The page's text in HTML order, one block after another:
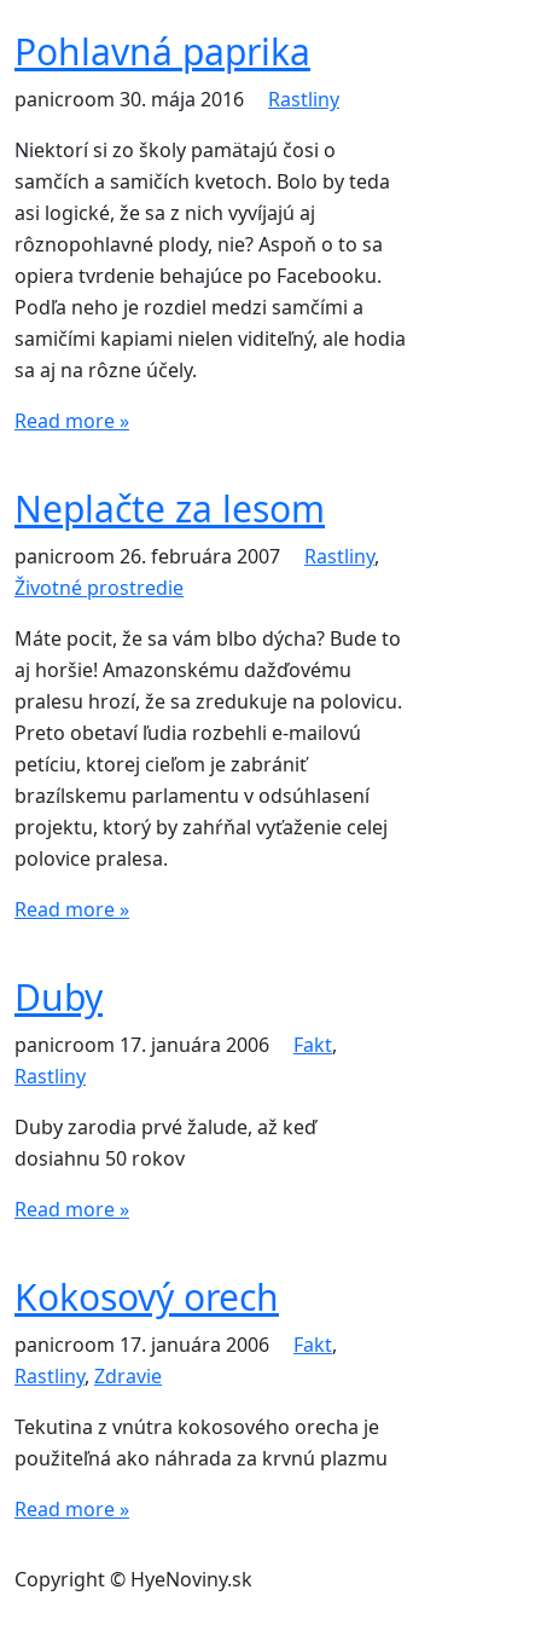
Pohlavná paprika
panicroom 30. mája 2016
Rastliny
Niektorí si zo školy pamätajú čosi o
samčích a samičích kvetoch. Bolo by teda
asi logické, že sa z nich vyvíjajú aj
rôznopohlavné plody, nie? Aspoň o to sa
opiera tvrdenie behajúce po Facebooku.
Podľa neho je rozdiel medzi samčími a
samičími kapiami nielen viditeľný, ale hodia
sa aj na rôzne účely.
Read more »
Neplačte za lesom
panicroom 26. februára 2007 Rastliny,
Životné prostredie
Máte pocit, že sa vám blbo dýcha? Bude to
aj horšie! Amazonskému dažďovému
pralesu hrozí, že sa zredukuje na polovicu.
Preto obetaví ľudia rozbehli e-mailovú
petíciu, ktorej cieľom je zabrániť
brazílskemu parlamentu v odsúhlasení
projektu, ktorý by zahŕňal vyťaženie celej
polovice pralesa.
Read more »
Duby
panicroom 17. januára 2006 Fakt,
Rastliny
Duby zarodia prvé žalude, až keď
dosiahnu 50 rokov
Read more »
Kokosový orech
panicroom 17. januára 2006 Fakt,
Rastliny, Zdravie
Tekutina z vnútra kokosového orecha je
použiteľná ako náhrada za krvnú plazmu
Read more »
Copyright © HyeNoviny.sk